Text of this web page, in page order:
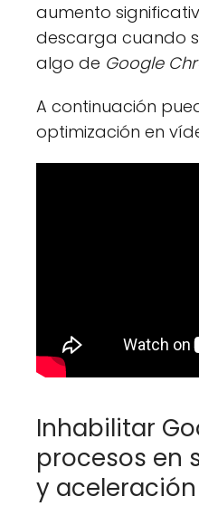
aumento
descarga cuando
algo de Google
A continuación
optimización en
Inhabilitar
procesos en
y